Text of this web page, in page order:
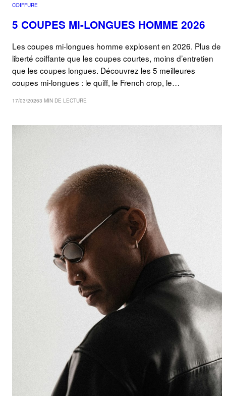
COIFFURE
5 COUPES MI-LONGUES HOMME 2026
Les coupes mi-longues homme explosent en 2026. Plus de
liberté coiffante que les coupes courtes, moins d’entretien
que les coupes longues. Découvrez les 5 meilleures
coupes mi-longues : le quiff, le French crop, le…
17/03/20263 MIN DE LECTURE